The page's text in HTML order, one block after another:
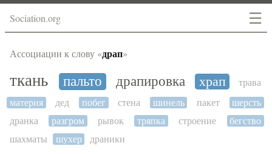
☰
Sociation.org
Ассоциации к слову «драп»
ткань пальто драпировка храп
трава
материя
дед побег стена шинель пакет
шерсть
дранка
разгром рывок тряпка строение
бегство
шахматы
шухер драники